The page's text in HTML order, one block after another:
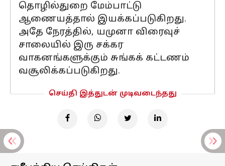
தொழில்துறை மேம்பாட்டு
ஆணையத்தால் இயக்கப்படுகிறது.
அதே நேரத்தில், யமுனா விரைவுச்
சாலையில் இரு சக்கர
வாகனங்களுக்கும் சுங்கக் கட்டணம்
வசூலிக்கப்படுகிறது.
செய்தி இத்துடன் முடிவடைந்தது